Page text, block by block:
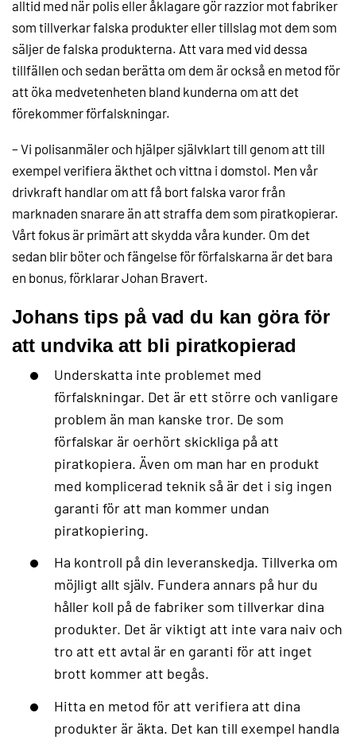
alltid med när polis eller åklagare gör razzior mot fabriker
som tillverkar falska produkter eller tillslag mot dem som
säljer de falska produkterna. Att vara med vid dessa
tillfällen och sedan berätta om dem är också en metod för
att öka medvetenheten bland kunderna om att det
förekommer förfalskningar.
– Vi polisanmäler och hjälper självklart till genom att till
exempel verifiera äkthet och vittna i domstol. Men vår
drivkraft handlar om att få bort falska varor från
marknaden snarare än att straffa dem som piratkopierar.
Vårt fokus är primärt att skydda våra kunder. Om det
sedan blir böter och fängelse för förfalskarna är det bara
en bonus, förklarar Johan Bravert.
Johans tips på vad du kan göra för
att undvika att bli piratkopierad
Underskatta inte problemet med
förfalskningar. Det är ett större och vanligare
problem än man kanske tror. De som
förfalskar är oerhört skickliga på att
piratkopiera. Även om man har en produkt
med komplicerad teknik så är det i sig ingen
garanti för att man kommer undan
piratkopiering.
Ha kontroll på din leveranskedja. Tillverka om
möjligt allt själv. Fundera annars på hur du
håller koll på de fabriker som tillverkar dina
produkter. Det är viktigt att inte vara naiv och
tro att ett avtal är en garanti för att inget
brott kommer att begås.
Hitta en metod för att verifiera att dina
produkter är äkta. Det kan till exempel handla